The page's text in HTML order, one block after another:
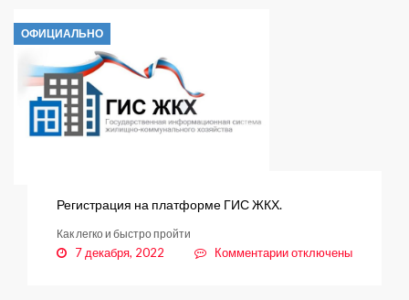
ОФИЦИАЛЬНО
Регистрация на платформе ГИС ЖКХ.
Как легко и быстро пройти
7 декабря, 2022 Комментариикотключены